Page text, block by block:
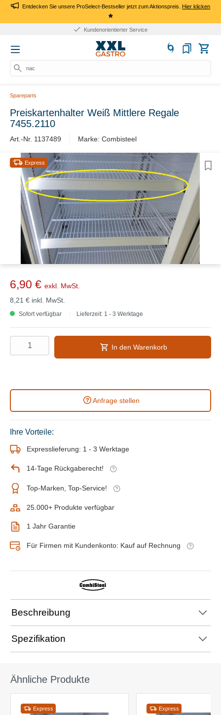
Entdecken Sie unsere ProSelect-Bestseller jetzt zum Aktionspreis.Hier klicken
*
Kundenorientierter Service
nach
Spareparts
Preiskartenhalter Weiß Mittlere Regale
7455.2110
Art.-Nr. 1137489 Marke: Combisteel
Express
6,90 € exkl. MwSt.
8,21 € inkl. MwSt.
Sofort verfügbar Lieferzeit: 1 - 3 Werktage
In den Warenkorb
Anfrage stellen
Ihre Vorteile:
Expresslieferung: 1 - 3 Werktage
14-Tage Rückgaberecht!
Top-Marken, Top-Service!
25.000+ Produkte verfügbar
1 Jahr Garantie
Für Firmen mit Kundenkonto: Kauf auf Rechnung
Beschreibung
Spezifikation
Ähnliche Produkte
Express Express